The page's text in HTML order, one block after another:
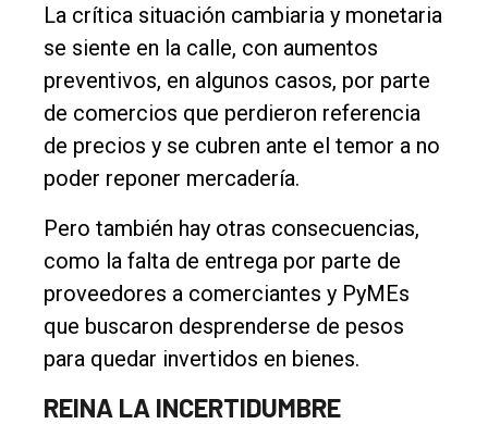
Edición
Empresa
Nosotros
Contacto
La crítica situación cambiaria y monetaria
se siente en la calle, con aumentos
preventivos, en algunos casos, por parte
de comercios que perdieron referencia
de precios y se cubren ante el temor a no
poder reponer mercadería.
Pero también hay otras consecuencias,
como la falta de entrega por parte de
proveedores a comerciantes y PyMEs
que buscaron desprenderse de pesos
para quedar invertidos en bienes.
REINA LA INCERTIDUMBRE